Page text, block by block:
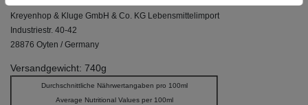
Kreyenhop & Kluge GmbH & Co. KG Lebensmittelimport
Industriestr. 40-42
28876 Oyten / Germany
Versandgewicht: 740g
Durchschnittliche Nährwertangaben pro 100ml
Average Nutritional Values per 100ml